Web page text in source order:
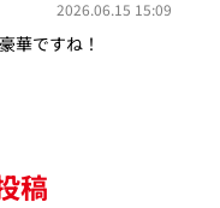
2026.06.15 15:09
華ですね！
稿